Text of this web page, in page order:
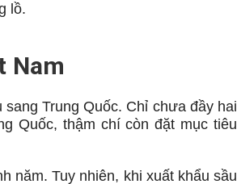
lồ.
Nam
Trung Quốc. Chỉ chưa đầy hai
Quốc, thậm chí còn đặt mục tiêu
năm. Tuy nhiên, khi xuất khẩu sầu